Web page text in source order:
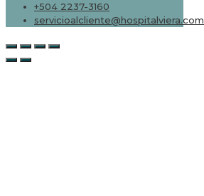
+504 2237-3160
servicioalcliente@hospitalviera.com